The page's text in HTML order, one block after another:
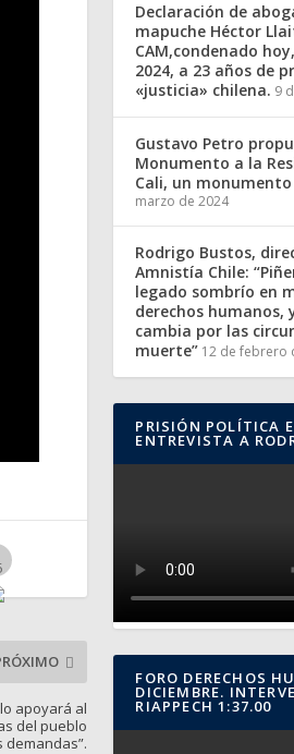
apoyará al
del pueblo
Declaración de
mapuche Héctor
CAM,condenado
2024, a 23 años de
«justicia» chilena. 9
Gustavo Petro
Monumento a la
Cali, un
marzo de 2024
Rodrigo Bustos,
Amnistía Chile:
legado sombrío en
derechos humanos,
cambia por las
muerte” 12 de febrero
PRISIÓN POLÍTICA
ENTREVISTA A
FORO DERECHOS
DICIEMBRE.
RIAPPECH 1:37.00